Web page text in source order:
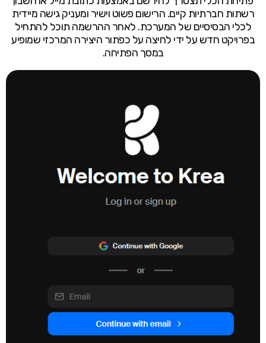
רשתות חברתיות קיים. הרישום פשוט וישיר ומעניק גישה מיידית
לכלי הבסיסיים של המערכת. לאחר ההרשמה תוכל להתחיל
בפרויקט חדש על ידי לחיצה על כפתור היצירה המרכזי שמופיע
במסך הפתיחה.